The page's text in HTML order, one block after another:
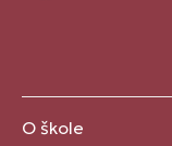
O škole